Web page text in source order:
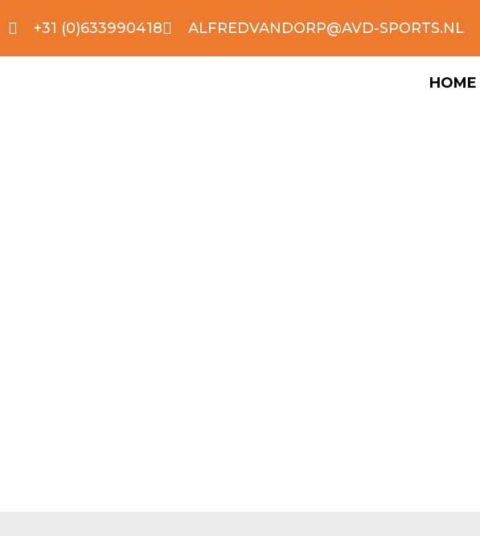
+31 (0)633990418 ALFREDVANDORP@AVD-SPORTS.NL
HOME